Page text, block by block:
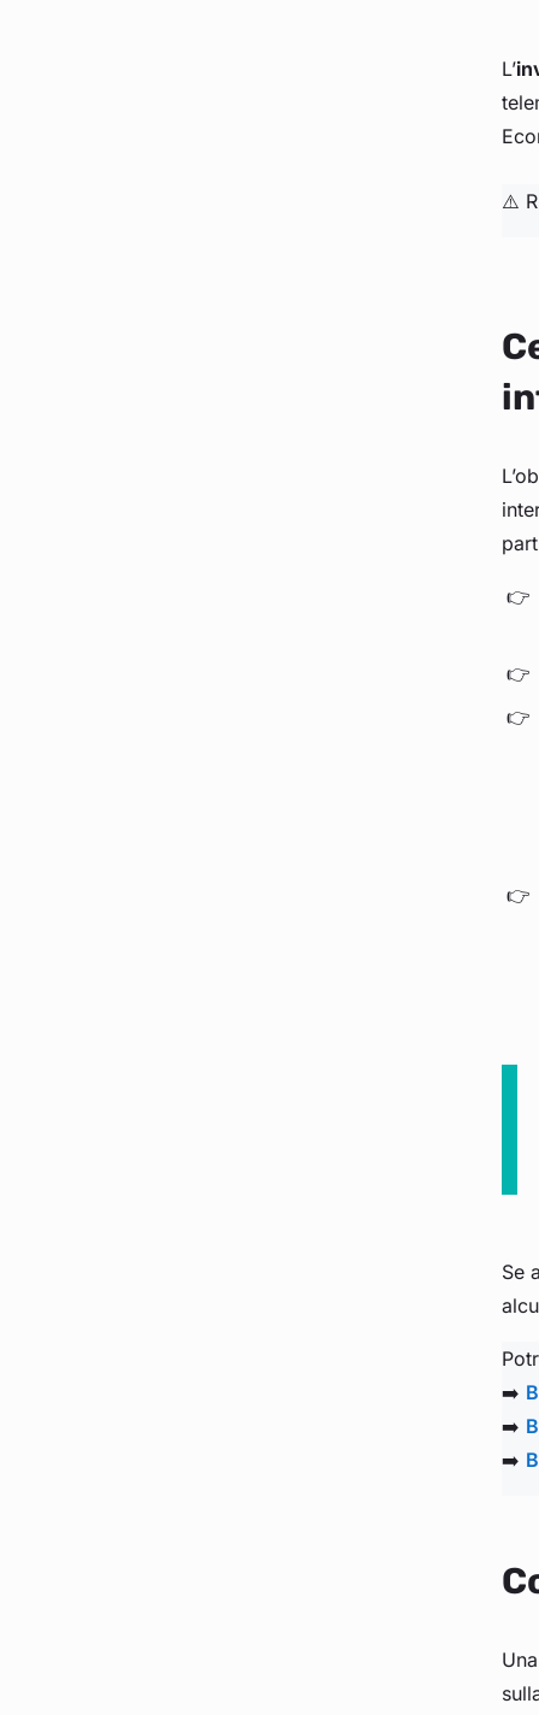
L’
⚠️
Se
➡️
➡️
➡️